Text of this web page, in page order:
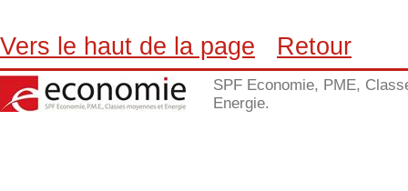
Vers le haut de la page Retour
SPF Economie, PME,
Energie.